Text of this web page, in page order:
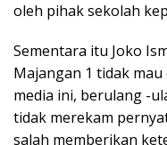
oleh pihak sekolah
Sementara itu Joko
Majangan 1 tidak
media ini, berulang -
tidak merekam
salah memberikan